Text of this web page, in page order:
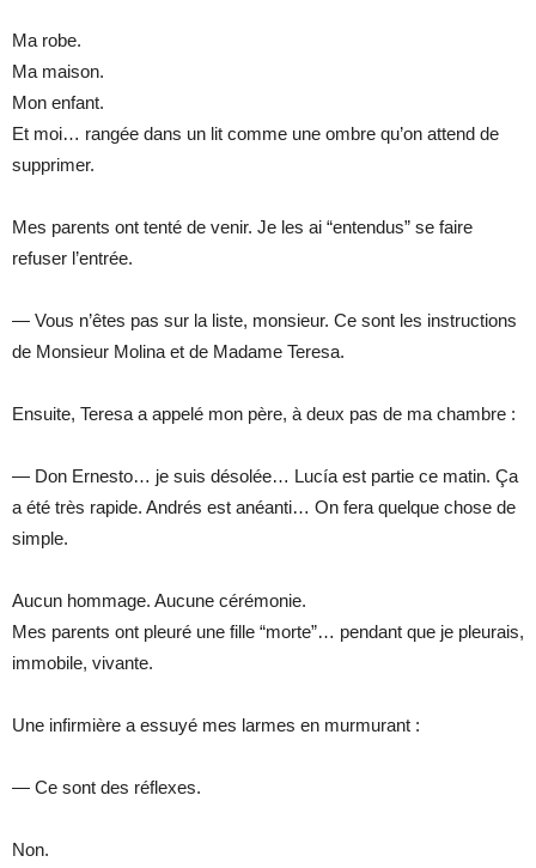
Ma robe.
Ma maison.
Mon enfant.
Et moi… rangée dans un lit comme une ombre qu’on attend de
supprimer.
Mes parents ont tenté de venir. Je les ai “entendus” se faire
refuser l’entrée.
— Vous n’êtes pas sur la liste, monsieur. Ce sont les instructions
de Monsieur Molina et de Madame Teresa.
Ensuite, Teresa a appelé mon père, à deux pas de ma chambre :
— Don Ernesto… je suis désolée… Lucía est partie ce matin. Ça
a été très rapide. Andrés est anéanti… On fera quelque chose de
simple.
Aucun hommage. Aucune cérémonie.
Mes parents ont pleuré une fille “morte”… pendant que je pleurais,
immobile, vivante.
Une infirmière a essuyé mes larmes en murmurant :
— Ce sont des réflexes.
Non.